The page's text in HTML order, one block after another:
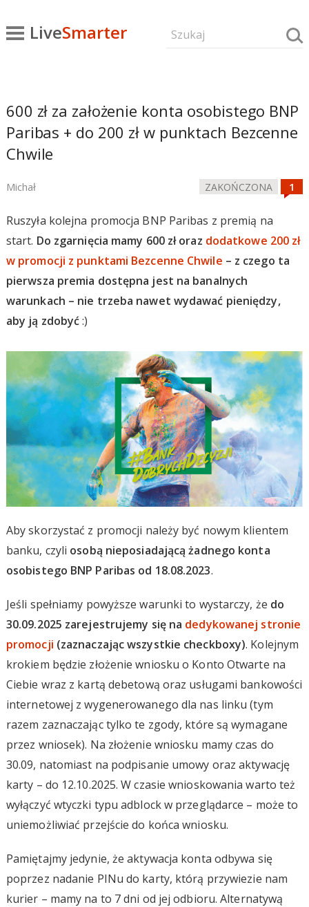
LiveSmarter
600 zł za założenie konta osobistego BNP
Paribas + do 200 zł w punktach Bezcenne
Chwile
Michał ZAKOŃCZONA
Ruszyła kolejna promocja BNP Paribas z premią na
start. Do zgarnięcia mamy 600 zł oraz dodatkowe 200 zł
w promocji z punktami Bezcenne Chwile – z czego ta
pierwsza premia dostępna jest na banalnych
warunkach – nie trzeba nawet wydawać pieniędzy,
aby ją zdobyć:)
Aby skorzystać z promocji należy być nowym klientem
banku, czyli osobą nieposiadającą żadnego konta
osobistego BNP Paribas od 18.08.2023.
Jeśli spełniamy powyższe warunki to wystarczy, że do
30.09.2025 zarejestrujemy się na dedykowanej stronie
promocji (zaznaczając wszystkie checkboxy). Kolejnym
krokiem będzie złożenie wniosku o Konto Otwarte na
Ciebie wraz z kartą debetową oraz usługami bankowości
internetowej z wygenerowanego dla nas linku (tym
razem zaznaczając tylko te zgody, które są wymagane
przez wniosek). Na złożenie wniosku mamy czas do
30.09, natomiast na podpisanie umowy oraz aktywację
karty – do 12.10.2025. W czasie wnioskowania warto też
wyłączyć wtyczki typu adblock w przeglądarce – może to
uniemożliwiać przejście do końca wniosku.
Pamiętajmy jedynie, że aktywacja konta odbywa się
poprzez nadanie PINu do karty, którą przywiezie nam
kurier – mamy na to 7 dni od jej odbioru. Alternatywą